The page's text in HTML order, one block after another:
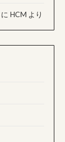
に HCM より